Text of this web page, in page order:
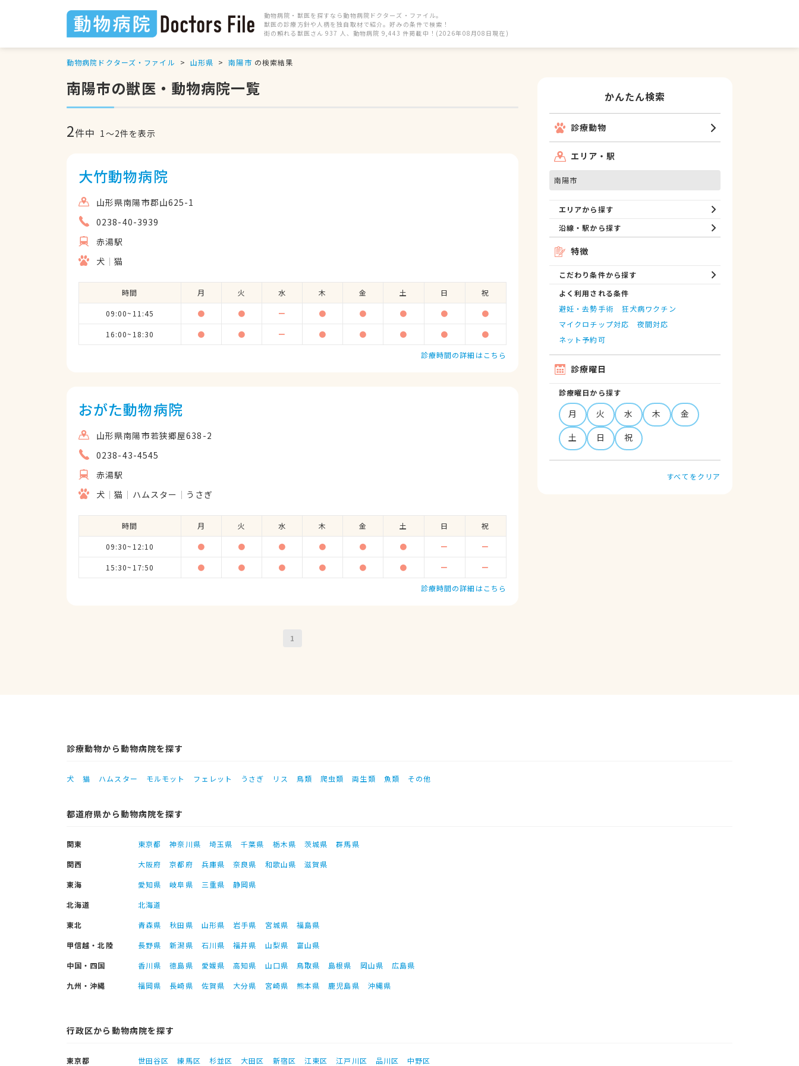
動物病院・獣医を探すなら動物病院ドクターズ・ファイル。
獣医の診療方針や人柄を独自取材で紹介。好みの条件で検索！
街の頼れる獣医さん 937 人、動物病院 9,443 件掲載中！(2026年08月08日現在)
動物病院ドクターズ・ファイル 山形県 南陽市 の検索結果
南陽市の獣医・動物病院一覧
2件中 1〜2件を表示
大竹動物病院
山形県南陽市郡山625-1
0238-40-3939
赤湯駅
犬
猫
時間 月 火 水 木 金 土 日 祝
09:00~11:45 ● ● ー ● ● ● ● ●
16:00~18:30 ● ● ー ● ● ● ● ●
診療時間の詳細はこちら
おがた動物病院
山形県南陽市若狭郷屋638-2
0238-43-4545
赤湯駅
犬
猫 ハムスター うさぎ
時間 月 火 水 木 金 土 日 祝
09:30~12:10 ● ● ● ● ● ● ー ー
15:30~17:50 ● ● ● ● ● ● ー ー
診療時間の詳細はこちら
1
かんたん検索
診療動物
エリア・駅
南陽市
エリアから探す
沿線・駅から探す
特徴
こだわり条件から探す
よく利用される条件
避妊・去勢手術
狂犬病ワクチン
マイクロチップ対応
夜間対応
ネット予約可
診療曜日
診療曜日から探す
月 火 水 木
金
土
日 祝
すべてをクリア
診療動物から動物病院を探す
犬 猫 ハムスター モルモット フェレット うさぎ リス 鳥類 爬虫類 両生類 魚類 その他
都道府県から動物病院を探す
関東 東京都 神奈川県 埼玉県 千葉県 栃木県 茨城県
群馬県
関西
大阪府 京都府 兵庫県 奈良県 和歌山県
滋賀県
東海
愛知県 岐阜県 三重県
静岡県
北海道
北海道
東北
青森県 秋田県 山形県 岩手県 宮城県
福島県
甲信越・北陸
長野県 新潟県 石川県 福井県 山梨県
富山県
中国・四国
香川県 徳島県 愛媛県 高知県 山口県 鳥取県 島根県 岡山県
広島県
九州・沖縄
福岡県 長崎県 佐賀県 大分県 宮崎県 熊本県 鹿児島県 沖縄県
行政区から動物病院を探す
東京都 世田谷区 練馬区 杉並区 大田区 新宿区 江東区 江戸川区 品川区 中野区